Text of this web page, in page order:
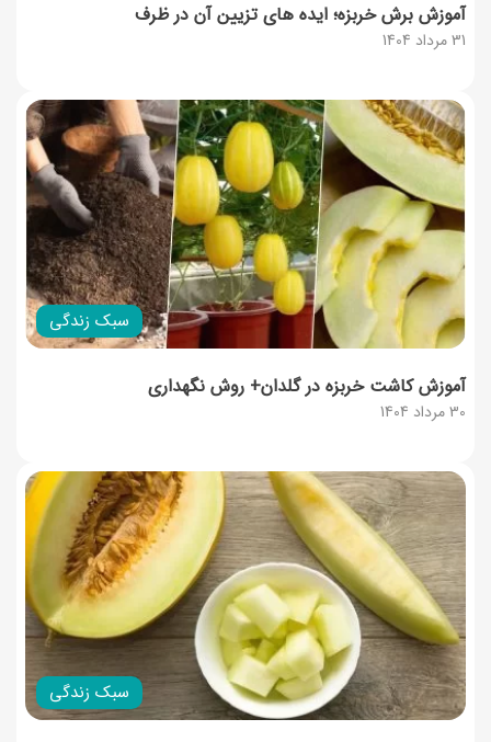
31 مرداد 1404
آموزش برش خربزه؛ ایده های تزیین آن در ظرف
سبک زندگی
30 مرداد 1404
آموزش کاشت خربزه در گلدان+ روش نگهداری
سبک زندگی